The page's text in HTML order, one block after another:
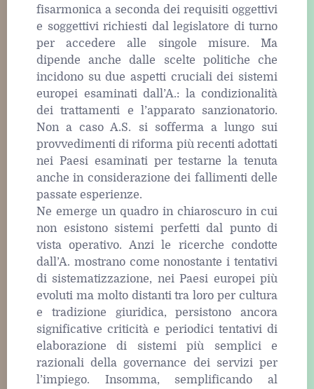
fisarmonica a seconda dei requisiti oggettivi
e soggettivi richiesti dal legislatore di turno
per accedere alle singole misure. Ma
dipende anche dalle scelte politiche che
incidono su due aspetti cruciali dei sistemi
europei esaminati dall’A.: la condizionalità
dei trattamenti e l’apparato sanzionatorio.
Non a caso A.S. si sofferma a lungo sui
provvedimenti di riforma più recenti adottati
nei Paesi esaminati per testarne la tenuta
anche in considerazione dei fallimenti delle
passate esperienze.
Ne emerge un quadro in chiaroscuro in cui
non esistono sistemi perfetti dal punto di
vista operativo. Anzi le ricerche condotte
dall’A. mostrano come nonostante i tentativi
di sistematizzazione, nei Paesi europei più
evoluti ma molto distanti tra loro per cultura
e tradizione giuridica, persistono ancora
significative criticità e periodici tentativi di
elaborazione di sistemi più semplici e
razionali della governance dei servizi per
l’impiego. Insomma, semplificando al